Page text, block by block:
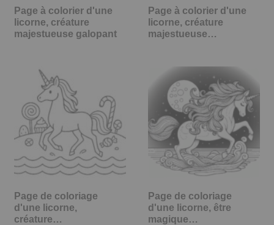
Page à colorier d'une
licorne, créature
majestueuse galopant
Page à colorier d'une
licorne, créature
majestueuse…
Page de coloriage
d'une licorne,
créature…
Page de coloriage
d'une licorne, être
magique…